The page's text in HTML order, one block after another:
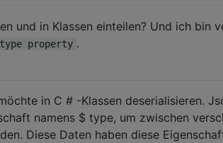
und in Klassen einteilen? Und ich bin
property .
in C # -Klassen deserialisieren.
namens $ type, um zwischen
Diese Daten haben diese